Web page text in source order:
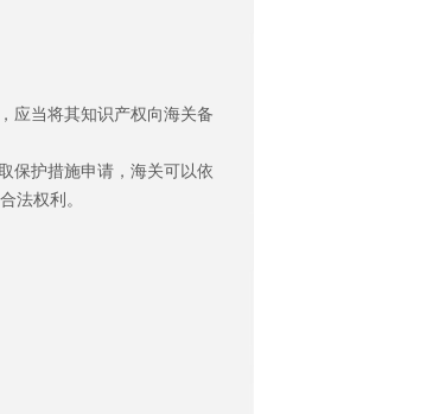
应当将其知识产权向海关备
保护措施申请，海关可以依
法权利。